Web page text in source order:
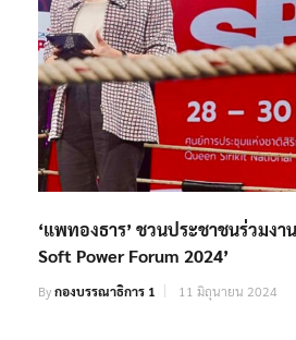
‘แพทองธาร’ ชวนประชาชนร่วมงาน
Soft Power Forum 2024’
Byกองบรรณาธิการ 1 11 มิถุนายน 2024